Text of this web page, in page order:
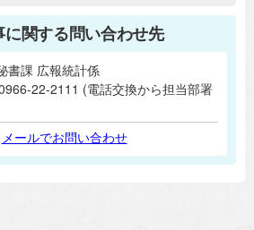
に関する問い合わせ先
書課 広報統計係
0966-22-2111 (電話交換から担当部署
メールでお問い合わせ